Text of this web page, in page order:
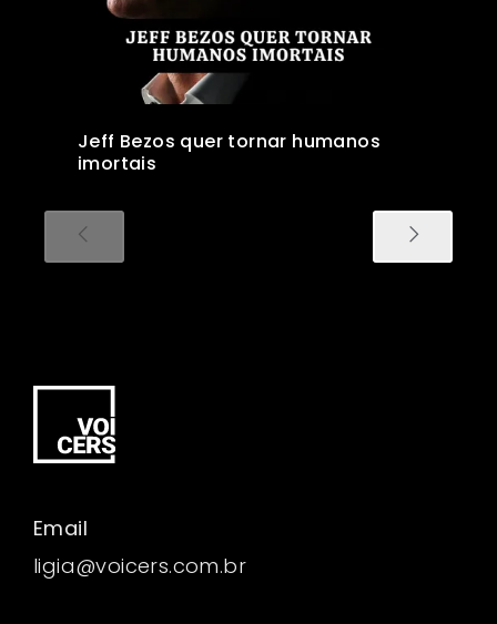
Jeff Bezos quer tornar humanos
imortais
Email
ligia@voicers.com.br